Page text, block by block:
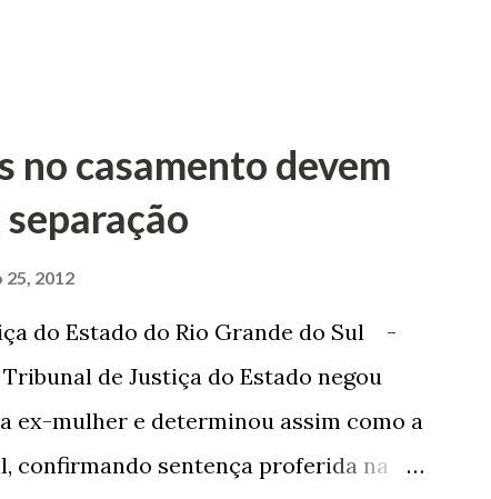
no casamento devem
25, 2012
do Estado do Rio Grande do Sul -
de Justiça do Estado negou
ex-mulher e determinou assim como a
confirmando sentença proferida na